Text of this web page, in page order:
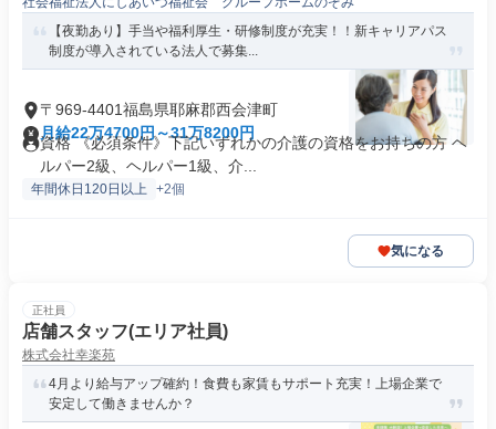
【夜勤あり】手当や福利厚生・研修制度が充実！！新キャリアパス
制度が導入されている法人で募集...
〒969-4401福島県耶麻郡西会津町
月給22万4700円～31万8200円
資格 《必須条件》下記いずれかの介護の資格をお持ちの方 ヘ
ルパー2級、ヘルパー1級、介...
年間休日120日以上 +2個
気になる
正社員
店舗スタッフ(エリア社員)
株式会社幸楽苑
4月より給与アップ確約！食費も家賃もサポート充実！上場企業で
安定して働きませんか？